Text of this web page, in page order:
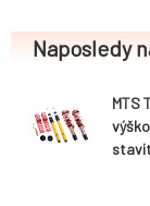
Naposledy
MTS